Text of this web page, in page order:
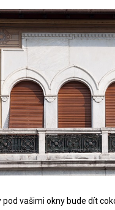
pod vašimi okny bude dít